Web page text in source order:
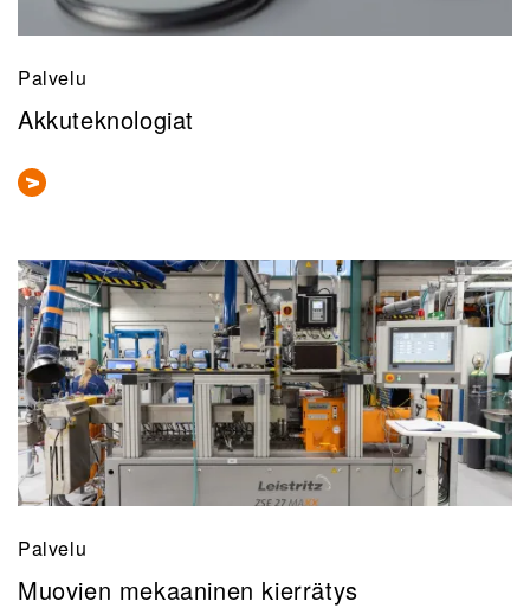
Palvelu
Akkuteknologiat
Palvelu
Muovien mekaaninen kierrätys